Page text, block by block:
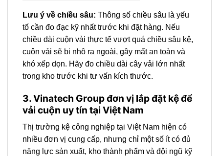
Lưu ý về chiều sâu: Thông số chiều sâu là yếu
tố cần đo đạc kỹ nhất trước khi đặt hàng. Nếu
chiều dài cuộn vải thực tế vượt quá chiều sâu kệ,
cuộn vải sẽ bị nhô ra ngoài, gây mất an toàn và
khó xếp dọn. Hãy đo chiều dài cây vải lớn nhất
trong kho trước khi tư vấn kích thước.
3. Vinatech Group đơn vị lắp đặt kệ để
vải cuộn uy tín tại Việt Nam
Thị trường kệ công nghiệp tại Việt Nam hiện có
nhiều đơn vị cung cấp, nhưng chỉ một số ít có đủ
năng lực sản xuất, kho thành phẩm và đội ngũ kỹ